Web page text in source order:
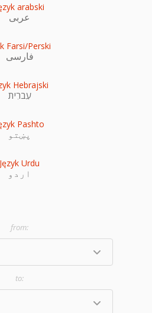
arabski
عربى
Farsi/Perski
فارسی
Hebrajski
עִברִית
Pashto
پښتو
Język Urdu
اردو